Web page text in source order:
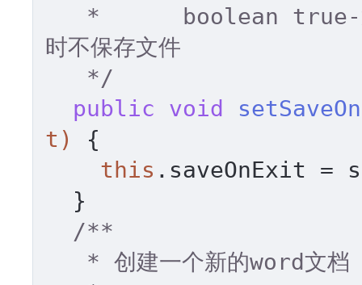
时不保存文件
   */
public
void
t)
{
this .saveOnExit =
/**